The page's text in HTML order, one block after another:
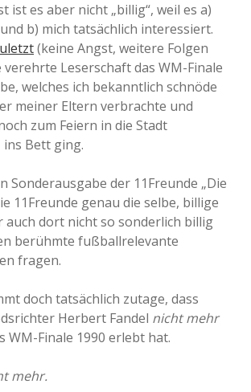
ist es aber nicht „billig“, weil es a)
b) mich tatsächlich interessiert.
(keine Angst, weitere Folgen
Leserschaft das WM-Finale
welches ich bekanntlich schnöde
meiner Eltern verbrachte und
zum Feiern in die Stadt
Bett ging.
Sonderausgabe der 11Freunde „Die
11Freunde genau die selbe, billige
auch dort nicht so sonderlich billig
berühmte fußballrelevante
fragen.
doch tatsächlich zutage, dass
Herbert Fandel nicht mehr
WM-Finale 1990 erlebt hat.
mehr.